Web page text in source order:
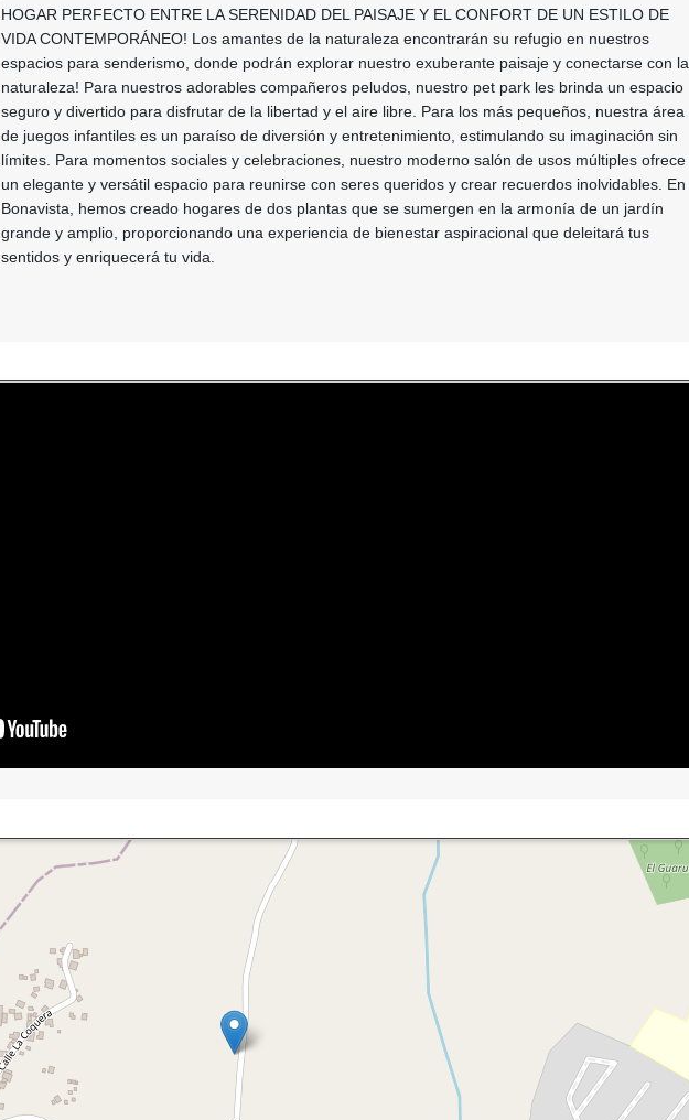
HOGAR PERFECTO ENTRE LA SERENIDAD DEL PAISAJE Y EL CONFORT DE UN ESTILO DE
VIDA CONTEMPORÁNEO! Los amantes de la naturaleza encontrarán su refugio en nuestros
espacios para senderismo, donde podrán explorar nuestro exuberante paisaje y conectarse con la
naturaleza! Para nuestros adorables compañeros peludos, nuestro pet park les brinda un espacio
seguro y divertido para disfrutar de la libertad y el aire libre. Para los más pequeños, nuestra área
de juegos infantiles es un paraíso de diversión y entretenimiento, estimulando su imaginación sin
límites. Para momentos sociales y celebraciones, nuestro moderno salón de usos múltiples ofrece
un elegante y versátil espacio para reunirse con seres queridos y crear recuerdos inolvidables. En
Bonavista, hemos creado hogares de dos plantas que se sumergen en la armonía de un jardín
grande y amplio, proporcionando una experiencia de bienestar aspiracional que deleitará tus
sentidos y enriquecerá tu vida.